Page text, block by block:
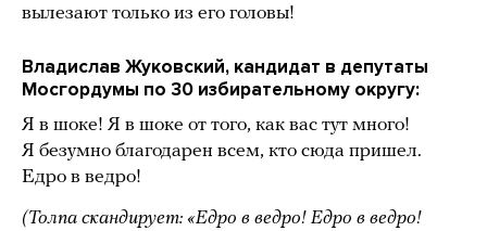
вылезают только из его головы!
Владислав Жуковский, кандидат в депутаты
Мосгордумы по 30 избирательному округу:
Я в шоке! Я в шоке от того, как вас тут много!
Я безумно благодарен всем, кто сюда пришел.
Едро в ведро!
(Толпа скандирует: «Едро в ведро! Едро в ведро!